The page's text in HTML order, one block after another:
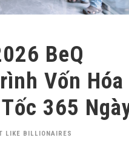
BeQ
Vốn Hóa
365
LIKE BILLIONAIRES